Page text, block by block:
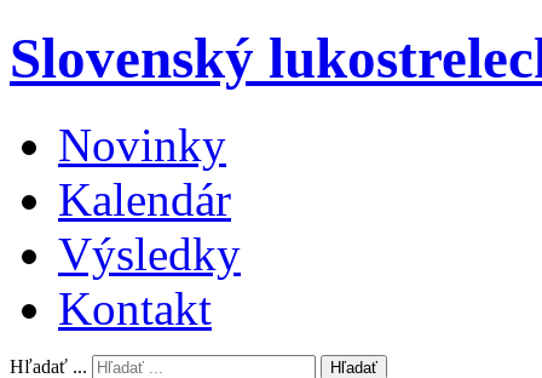
Slovenský
Novinky
Kalendár
Výsledky
Kontakt
Hľadať ... Hľadať